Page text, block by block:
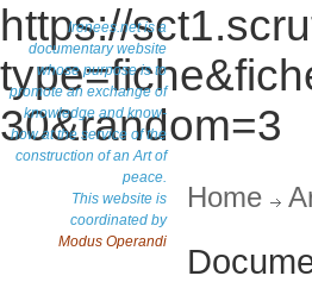
Irenees.net is a
documentary website
whose purpose is to
promote an exchange of
knowledge and know-
how at the service of the
construction of an Art of
peace.
This website is
coordinated by
Modus Operandi
https://
30&random=3
Home